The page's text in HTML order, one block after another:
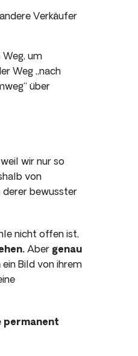
Verkäufer
um
Weg „nach
über
wir nur so
von
derer bewusster
nicht offen ist,
Aber genau
ein Bild von ihrem
permanent